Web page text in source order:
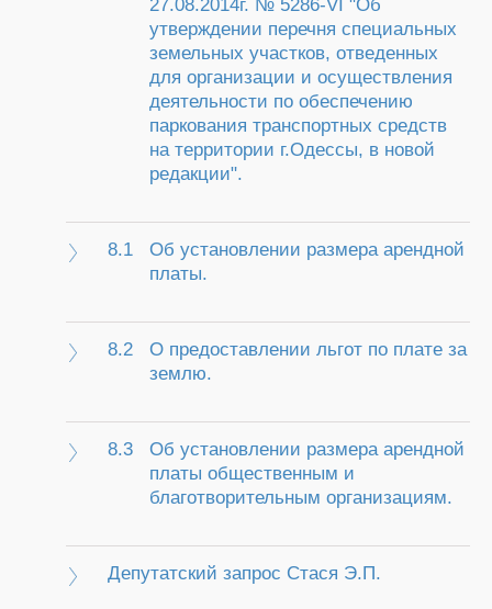
27.08.2014г. № 5286-VI "Об
утверждении перечня специальных
земельных участков, отведенных
для организации и осуществления
деятельности по обеспечению
паркования транспортных средств
на территории г.Одессы, в новой
редакции".
8.1
Об установлении размера арендной
платы.
8.2
О предоставлении льгот по плате за
землю.
8.3
Об установлении размера арендной
платы общественным и
благотворительным организациям.
Депутатский запрос Стася Э.П.